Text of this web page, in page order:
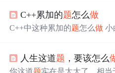
C++累加的题怎么做
C++中这种累加的题怎么做 小
人生这道题 ，要该怎么
你这道题实在是太大了。相